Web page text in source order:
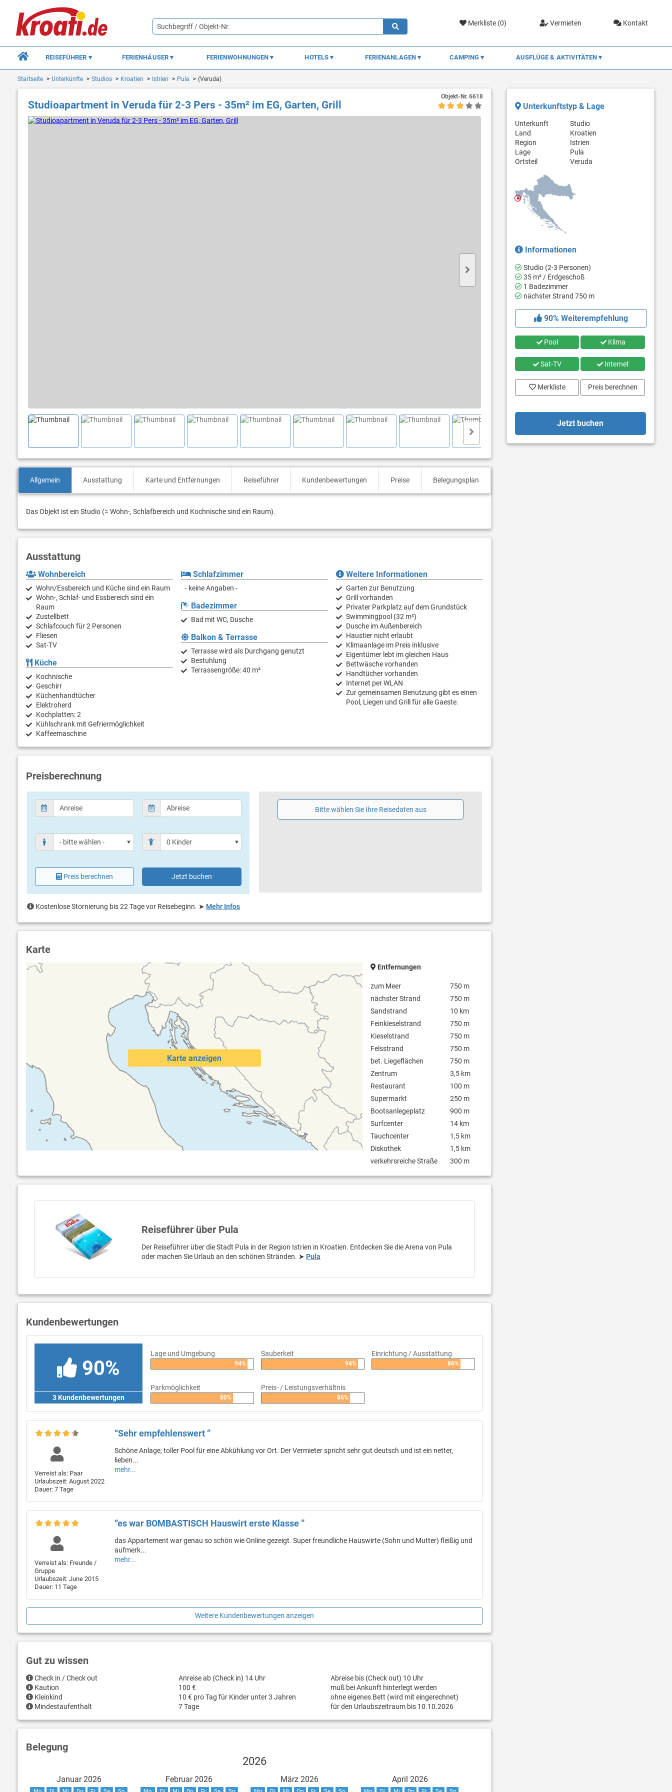
Merkliste (0) Vermieten Kontakt
REISEFÜHRER FERIENHÄUSER FERIENWOHNUNGEN HOTELS FERIENANLAGEN CAMPING AUSFLÜGE & AKTIVITÄTEN
Startseite Unterkünfte Studios Kroatien Istrien Pula (Veruda)
Studioapartment in Veruda für 2-3 Pers - 35m² im EG, Garten, Grill
Objekt-Nr. 6618
Allgemein Ausstattung Karte und Entfernungen Reiseführer Kundenbewertungen Preise Belegungsplan
Das Objekt ist ein Studio (= Wohn-, Schlafbereich und Kochnische sind ein Raum).
Ausstattung
Wohnbereich
Wohn/Essbereich und Küche sind ein Raum
Wohn-, Schlaf- und Essbereich sind ein
Raum
Zustellbett
Schlafcouch für 2 Personen
Fliesen
Sat-TV
Küche
Kochnische
Geschirr
Küchenhandtücher
Elektroherd
Kochplatten: 2
Kühlschrank mit Gefriermöglichkeit
Kaffeemaschine
Schlafzimmer
- keine Angaben -
Badezimmer
Bad mit WC, Dusche
Balkon & Terrasse
Terrasse wird als Durchgang genutzt
Bestuhlung
Terrassengröße: 40 m²
Weitere Informationen
Garten zur Benutzung
Grill vorhanden
Privater Parkplatz auf dem Grundstück
Swimmingpool (32 m²)
Dusche im Außenbereich
Haustier nicht erlaubt
Klimaanlage im Preis inklusive
Eigentümer lebt im gleichen Haus
Bettwäsche vorhanden
Handtücher vorhanden
Internet per WLAN
Zur gemeinsamen Benutzung gibt es einen
Pool, Liegen und Grill für alle Gaeste.
Preisberechnung
Preis berechnen Jetzt buchen
Kostenlose Stornierung bis 22 Tage vor Reisebeginn. ➤ Mehr Infos
Bitte wählen Sie Ihre Reisedaten aus
Karte
Karte anzeigen
Entfernungen
zum Meer
750 m
nächster Strand
750 m
Sandstrand
10 km
Feinkieselstrand
750 m
Kieselstrand
750 m
Felsstrand
750 m
bet. Liegeflächen
750 m
Zentrum
3,5 km
Restaurant
100 m
Supermarkt
250 m
Bootsanlegeplatz
900 m
Surfcenter
14 km
Tauchcenter
1,5 km
Diskothek
1,5 km
verkehrsreiche Straße
300 m
Reiseführer über Pula
Der Reiseführer über die Stadt Pula in der Region Istrien in Kroatien. Entdecken Sie die Arena von Pula
oder machen Sie Urlaub an den schönen Stränden. ➤ Pula
Kundenbewertungen
90%
3 Kundenbewertungen
Lage und Umgebung
94%
Sauberkeit
94%
Einrichtung / Ausstattung
86%
Parkmöglichkeit
80%
Preis- / Leistungsverhältnis
86%
Verreist als: Paar
Urlaubszeit: August 2022
Dauer: 7 Tage
“Sehr empfehlenswert ”
Schöne Anlage, toller Pool für eine Abkühlung vor Ort. Der Vermieter spricht sehr gut deutsch und ist ein netter,
lieben...
mehr...
Verreist als: Freunde /
Gruppe
Urlaubszeit: June 2015
Dauer: 11 Tage
“es war BOMBASTISCH Hauswirt erste Klasse ”
das Appartement war genau so schön wie Online gezeigt. Super freundliche Hauswirte (Sohn und Mutter) fleißig und
aufmerk...
mehr...
Weitere Kundenbewertungen anzeigen
Gut zu wissen
Check in / Check out Anreise ab (Check in) 14 Uhr
Abreise bis (Check out) 10 Uhr
Kaution
100 €
muß bei Ankunft hinterlegt werden
Kleinkind
10 € pro Tag für Kinder unter 3 Jahren
ohne eigenes Bett (wird mit eingerechnet)
Mindestaufenthalt
7 Tage für den Urlaubszeitraum bis 10.10.2026
Belegung
2026
Januar 2026 Februar 2026 März 2026 April 2026
Unterkunftstyp & Lage
Unterkunft
Studio
Land
Kroatien
Region
Istrien
Lage
Pula
Ortsteil
Veruda
Informationen
Studio (2-3 Personen)
35 m² / Erdgeschoß
1 Badezimmer
nächster Strand 750 m
90% Weiterempfehlung
Pool Klima
Sat-TV Internet
Merkliste Preis berechnen
Jetzt buchen